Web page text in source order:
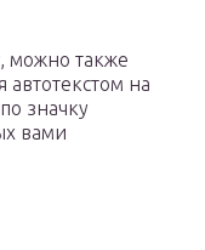
можно также
автотекстом на
значку
вами